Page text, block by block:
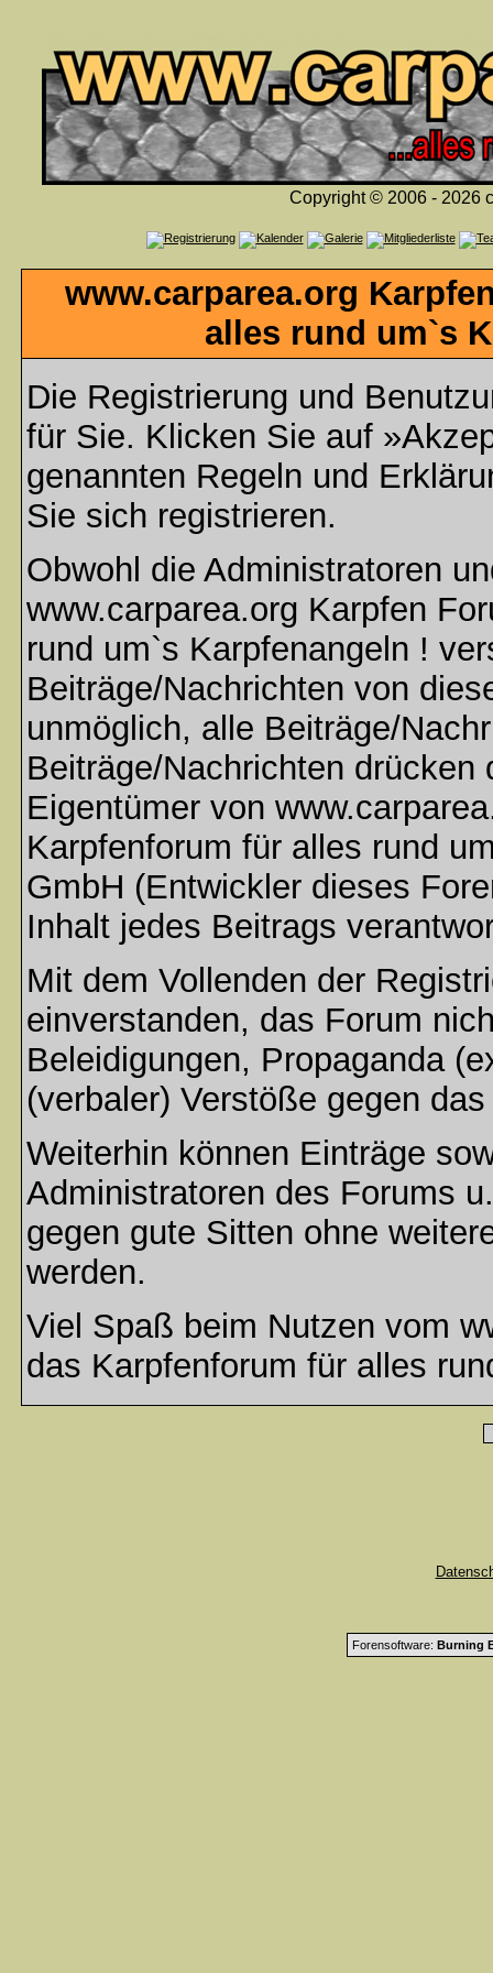
Copyright © 2006 - 2026
www.carparea.org
alles rund um`s
Die Registrierung und
für Sie. Klicken Sie auf
genannten Regeln und
Sie sich registrieren.
Obwohl die Administratoren
www.carparea.org Karpfen
rund um`s Karpfenangeln !
Beiträge/Nachrichten von
unmöglich, alle Beiträge/
Beiträge/Nachrichten
Eigentümer von
Karpfenforum für alles rund
GmbH (Entwickler dieses
Inhalt jedes Beitrags
Mit dem Vollenden der
einverstanden, das Forum
Beleidigungen, Propaganda
(verbaler) Verstöße gegen
Weiterhin können Einträge
Administratoren des Forums
gegen gute Sitten ohne
werden.
Viel Spaß beim Nutzen vom
das Karpfenforum für alles
Forensoftware: Burning